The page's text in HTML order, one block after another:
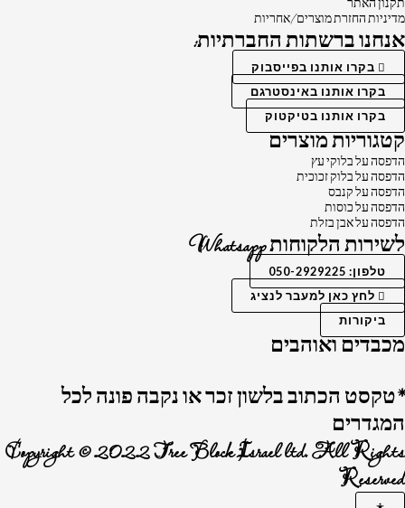
מדיניות החזרת מוצרים/אחריות
אנחנו ברשתות החברתיות:
בקרו אותנו בפייסבוק
בקרו אותנו באינסטרגם
בקרו אותנו בטיקטוק
קטגוריות מוצרים
הדפסה על בלוקי עץ
הדפסה על בלוק זכוכית
הדפסה על קנבס
הדפסה על כוסות
הדפסה על אבן בזלת
לשירות הלקוחות Whatsapp
טלפון: 050-2929225
לחץ כאן למעבר לנציג
ביקורות
מכבדים ואוהבים
*טקסט הכתוב בלשון זכר או נקבה פונה לכל
המגדרים
Copyright © 2022 Tree Block Israel ltd. All Rights
Reserved